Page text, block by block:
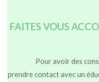
FAITES VOUS
Pour avoir des conseils
prendre contact avec un